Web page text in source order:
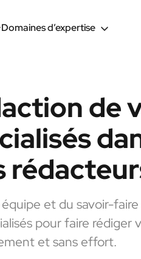
Domaines d’expertise
de
et du savoir-
pour faire rédiger
et sans effort.